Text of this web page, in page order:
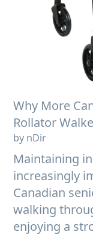
Why More
Rollator
by nDir
Maintaining
increasingly
Canadian
walking
enjoying a